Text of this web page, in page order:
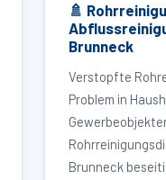
🚿
Brunneck
Verstopfte
Problem in
Brunneck